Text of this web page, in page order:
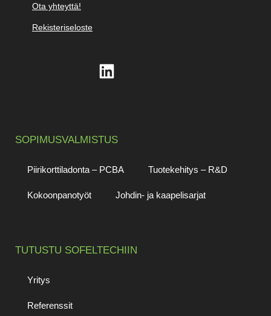
Ota yhteyttä!
Rekisteriseloste
SOPIMUSVALMISTUS
Piirikorttiladonta – PCBA Tuotekehitys – R&D
Kokoonpanotyöt Johdin- ja kaapelisarjat
TUTUSTU SOFELTECHIIN
Yritys
Referenssit